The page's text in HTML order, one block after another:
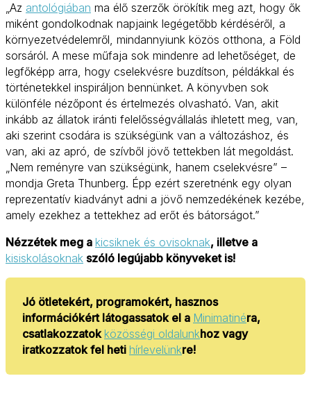
„Az antológiában ma élő szerzők örökítik meg azt, hogy ők
miként gondolkodnak napjaink legégetőbb kérdéséről, a
környezetvédelemről, mindannyiunk közös otthona, a Föld
sorsáról. A mese műfaja sok mindenre ad lehetőséget, de
legfőképp arra, hogy cselekvésre buzdítson, példákkal és
történetekkel inspiráljon bennünket. A könyvben sok
különféle nézőpont és értelmezés olvasható. Van, akit
inkább az állatok iránti felelősségvállalás ihletett meg, van,
aki szerint csodára is szükségünk van a változáshoz, és
van, aki az apró, de szívből jövő tettekben lát megoldást.
„Nem reményre van szükségünk, hanem cselekvésre” –
mondja Greta Thunberg. Épp ezért szeretnénk egy olyan
reprezentatív kiadványt adni a jövő nemzedékének kezébe,
amely ezekhez a tettekhez ad erőt és bátorságot.”
Nézzétek meg a kicsiknek és ovisoknak, illetve a
kisiskolásoknak szóló legújabb könyveket is!
Jó ötletekért, programokért, hasznos
információkért látogassatok el a Minimatinéra,
csatlakozzatok közösségi oldalunkhoz vagy
iratkozzatok fel heti hírlevelünkre!